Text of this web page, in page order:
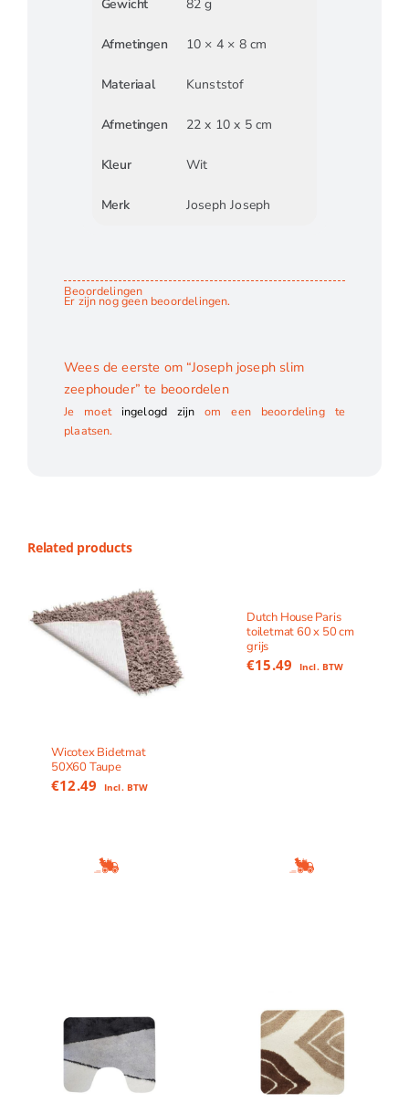
Gewicht 82 g
Afmetingen 10 × 4 × 8 cm
Materiaal Kunststof
Afmetingen 22 x 10 x 5 cm
Kleur Wit
Merk Joseph Joseph
Beoordelingen
Er zijn nog geen beoordelingen.
Wees de eerste om “Joseph joseph slim
zeephouder” te beoordelen
Je moet ingelogd zijn om een beoordeling te
plaatsen.
Related products
Wicotex Bidetmat
50X60 Taupe
€12.49 Incl. BTW
Dutch House Paris
toiletmat 60 x 50 cm
grijs
€15.49 Incl. BTW